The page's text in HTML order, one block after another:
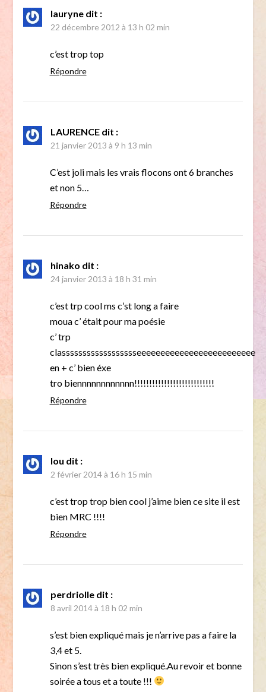
lauryne dit :
22 décembre 2012 à 13 h 02 min
c’est trop top
Répondre
LAURENCE dit :
21 janvier 2013 à 9 h 13 min
C’est joli mais les vrais flocons ont 6 branches
et non 5…
Répondre
hinako dit :
24 janvier 2013 à 18 h 31 min
c’est trp cool ms c’st long a faire
moua c’ était pour ma poésie
c’ trp
classsssssssssssssssseeeeeeeeeeeeeeeeeeeeeeeee
en + c’ bien éxe
tro biennnnnnnnnnnn!!!!!!!!!!!!!!!!!!!!!!!!!!!
Répondre
lou dit :
2 février 2014 à 16 h 15 min
c’est trop trop bien cool j’aime bien ce site il est
bien MRC !!!!
Répondre
perdriolle dit :
8 avril 2014 à 18 h 02 min
s’est bien expliqué mais je n’arrive pas a faire la
3,4 et 5.
Sinon s’est très bien expliqué.Au revoir et bonne
soirée a tous et a toute !!!